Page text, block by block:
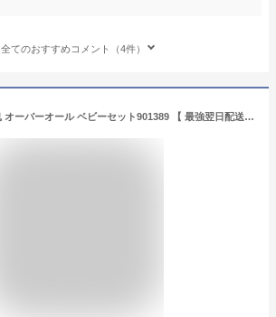
全てのおすすめコメント（4件）
節分 ベビー 鬼 オーバーオール ベビーセット901389 【 最強翌日配送 】 【ベビー 赤ちゃん 80サイズ 節分 鬼 イベント パーティー コスチューム 仮装 コスプレ 子ども 子供 キッズ 衣装 パーティー お遊戯会 男女兼用 男の子 女の子 誕生日 プレゼント】